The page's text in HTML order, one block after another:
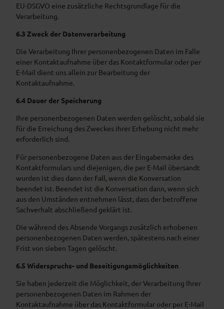
EU-DSGVO eine zusätzliche Rechtsgrundlage für die
Verarbeitung.
6.3 Zweck der Datenverarbeitung
Die Verarbeitung Ihrer personenbezogenen Daten im Falle
einer Kontaktaufnahme über das Kontaktformular oder per
E-Mail dient uns allein zur Bearbeitung der
Kontaktaufnahme.
6.4 Dauer der Speicherung
Ihre personenbezogenen Daten werden gelöscht, sobald sie
für die Erreichung des Zweckes ihrer Erhebung nicht mehr
erforderlich sind.
Für personenbezogene Daten aus der Eingabemaske des
Kontaktformulars und diejenigen, die per E-Mail übersandt
wurden ist dies dann der Fall, wenn die Konversation
beendet ist. Beendet ist die Konversation dann, wenn sich
aus den Umständen entnehmen lässt, dass der betroffene
Sachverhalt abschließend geklärt ist.
Die während des Absende Vorgangs zusätzlich erhobenen
personenbezogenen Daten werden, spätestens nach einer
Frist von sieben Tagen gelöscht.
6.5 Widerspruchs- und Beseitigungsmöglichkeiten
Sie haben jederzeit die Möglichkeit, der Verarbeitung Ihrer
personenbezogenen Daten im Rahmen der
Kontaktaufnahme über das Kontaktformular oder per E-Mail